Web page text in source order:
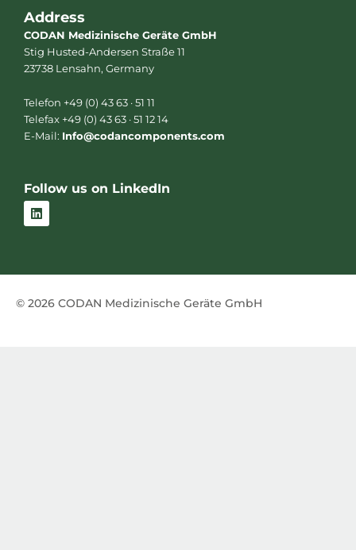
Address
CODAN Medizinische Geräte GmbH
Stig Husted-Andersen Straße 11
23738 Lensahn, Germany
Telefon +49 (0) 43 63 · 51 11
Telefax +49 (0) 43 63 · 51 12 14
E-Mail: Info@codancomponents.com
Follow us on LinkedIn
L
i
n
© 2026 CODAN Medizinische Geräte GmbH